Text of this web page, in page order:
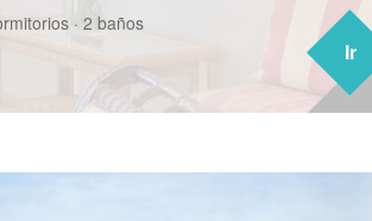
Ir
· 2 baños
Ir